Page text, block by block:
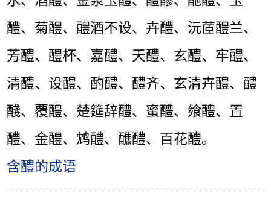
醴、菊醴、醴酒不设、卉醴、沅茝醴兰、
芳醴、醴杯、嘉醴、天醴、玄醴、牢醴、
清醴、设醴、酌醴、醴齐、玄清卉醴、醴
醆、覆醴、楚筵辞醴、蜜醴、飨醴、置
醴、金醴、鸩醴、醮醴、百花醴。
含醴的成语